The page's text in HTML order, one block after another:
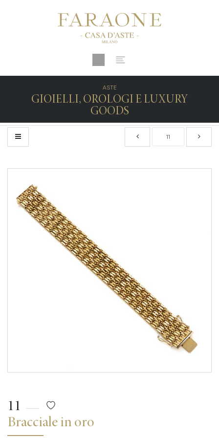
ASTE
GIOIELLI, OROLOGI E LUXURY
GOODS
11
Bracciale in oro